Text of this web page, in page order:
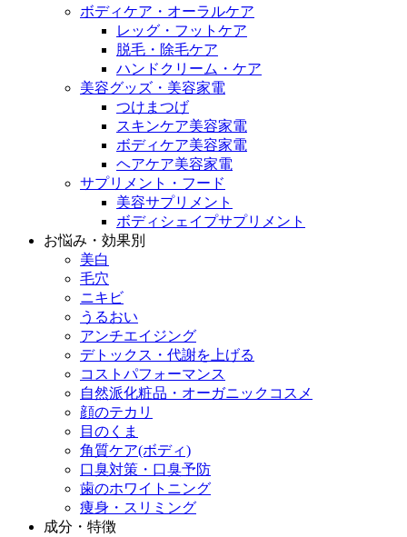
ボディケア・オーラルケア
レッグ・フットケア
脱毛・除毛ケア
ハンドクリーム・ケア
美容グッズ・美容家電
つけまつげ
スキンケア美容家電
ボディケア美容家電
ヘアケア美容家電
サプリメント・フード
美容サプリメント
ボディシェイプサプリメント
お悩み・効果別
美白
毛穴
ニキビ
うるおい
アンチエイジング
デトックス・代謝を上げる
コストパフォーマンス
自然派化粧品・オーガニックコスメ
顔のテカリ
目のくま
角質ケア(ボディ)
口臭対策・口臭予防
歯のホワイトニング
痩身・スリミング
成分・特徴